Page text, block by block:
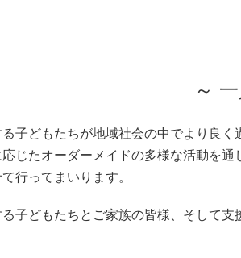
～
子どもたちが地域社会の中でより良
じたオーダーメイドの多様な活動を
行ってまいります。
子どもたちとご家族の皆様、そして支